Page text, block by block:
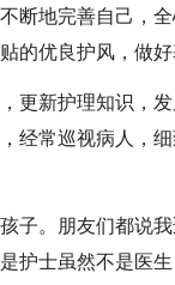
断地完善自己，
的优良护风，做
更新护理知识，
经常巡视病人，
子。朋友们都说
护士虽然不是医